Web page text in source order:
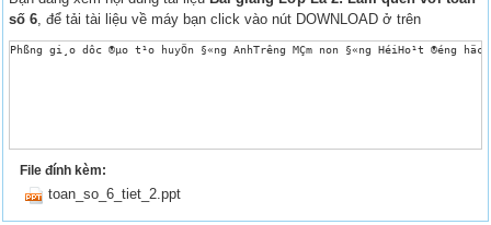
số 6, để tải tài liệu về máy bạn click vào nút DOWNLOAD ở trên
Phßng gi¸o dôc ®µo t¹o huyÖn §«ng AnhTr­êng MÇm non §«ng HéiHo¹t
File đính kèm:
toan_so_6_tiet_2.ppt